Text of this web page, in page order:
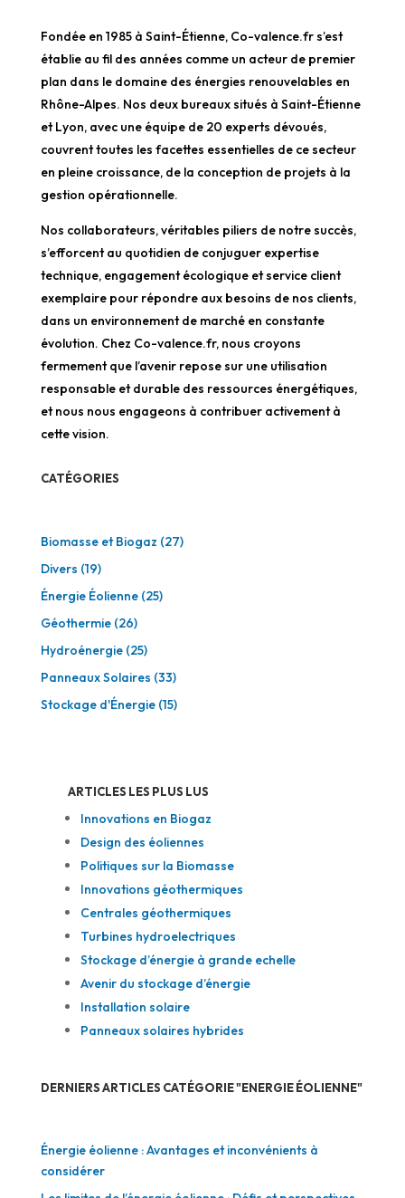
Fondée en 1985 à Saint-Étienne, Co-valence.fr s’est
établie au fil des années comme un acteur de premier
plan dans le domaine des énergies renouvelables en
Rhône-Alpes. Nos deux bureaux situés à Saint-Étienne
et Lyon, avec une équipe de 20 experts dévoués,
couvrent toutes les facettes essentielles de ce secteur
en pleine croissance, de la conception de projets à la
gestion opérationnelle.
Nos collaborateurs, véritables piliers de notre succès,
s’efforcent au quotidien de conjuguer expertise
technique, engagement écologique et service client
exemplaire pour répondre aux besoins de nos clients,
dans un environnement de marché en constante
évolution. Chez Co-valence.fr, nous croyons
fermement que l’avenir repose sur une utilisation
responsable et durable des ressources énergétiques,
et nous nous engageons à contribuer activement à
cette vision.
CATÉGORIES
Biomasse et Biogaz (27)
Divers (19)
Énergie Éolienne(25)
Géothermie(26)
Hydroénergie(25)
Panneaux Solaires (33)
Stockage d'Énergie(15)
ARTICLES LES PLUS LUS
Innovations en Biogaz
Design des éoliennes
Politiques sur la Biomasse
Innovations géothermiques
Centrales géothermiques
Turbines hydroelectriques
Stockage d’énergie à grande echelle
Avenir du stockage d’énergie
Installation solaire
Panneaux solaires hybrides
DERNIERS ARTICLES CATÉGORIE "ENERGIE ÉOLIENNE"
Énergie éolienne : Avantages et inconvénients à
considérer